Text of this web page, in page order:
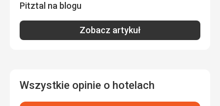
Pitztal na blogu
Zobacz artykuł
Wszystkie opinie o hotelach